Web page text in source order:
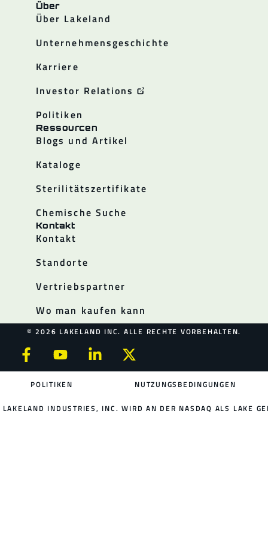
Über
Über Lakeland
Unternehmensgeschichte
Karriere
Investor Relations
Politiken
Ressourcen
Blogs und Artikel
Kataloge
Sterilitätszertifikate
Chemische Suche
Kontakt
Kontakt
Standorte
Vertriebspartner
Wo man kaufen kann
© 2026 LAKELAND INC. ALLE RECHTE VORBEHALTEN.
POLITIKEN NUTZUNGSBEDINGUNGEN
LAKELAND INDUSTRIES, INC. WIRD AN DER NASDAQ ALS LAKE